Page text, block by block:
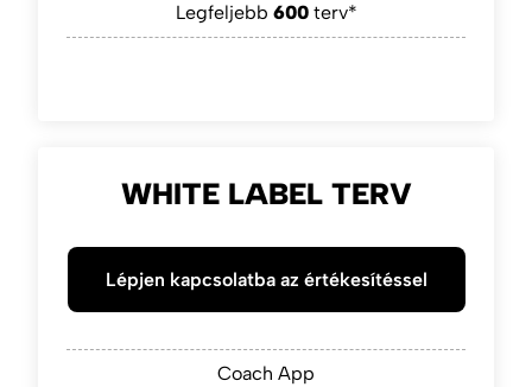
Legfeljebb 600terv*
WHITE LABEL TERV
Lépjen kapcsolatba az értékesítéssel
Coach App